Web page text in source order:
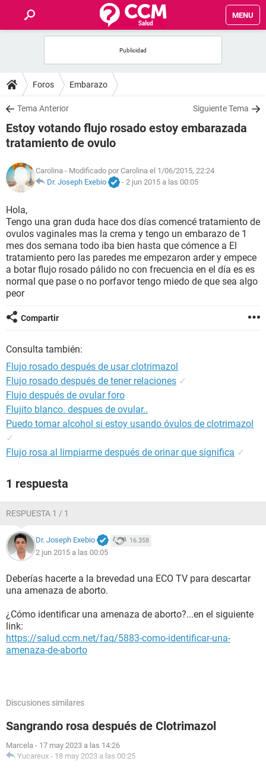
MENU
FOROS
SALUD
FAMILIA
NUTRICIÓN
SEXUALIDAD
GLOSARIO
Foros Embarazo
Tema Anterior Siguiente Tema
Estoy votando flujo rosado estoy embarazada
tratamiento de ovulo
Carolina - Modificado por Carolina el 1/06/2015, 22:24
Dr. Joseph Exebio
- 2 jun 2015 a las 00:05
Hola,
Tengo una gran duda hace dos días comencé tratamiento de
ovulos vaginales mas la crema y tengo un embarazo de 1
mes dos semana todo iba bien hasta que cómence a El
tratamiento pero las paredes me empezaron arder y empece
a botar flujo rosado pálido no con frecuencia en el día es es
normal que pase o no porfavor tengo miedo de que sea algo
peor
Compartir
Consulta también:
Flujo rosado después de usar clotrimazol
Flujo rosado después de tener relaciones ✓
Flujo después de ovular foro
Flujito blanco. despues de ovular..
Puedo tomar alcohol si estoy usando óvulos de clotrimazol
✓
Flujo rosa al limpiarme después de orinar que significa ✓
1 respuesta
RESPUESTA 1 / 1
Dr. Joseph Exebio 16.358
2 jun 2015 a las 00:05
Deberías hacerte a la brevedad una ECO TV para descartar
una amenaza de aborto.
¿Cómo identificar una amenaza de aborto?...en el siguiente
link:
https://salud.ccm.net/faq/5883-como-identificar-una-
amenaza-de-aborto
Discusiones similares
Sangrando rosa después de Clotrimazol
Marcela - 17 may 2023 a las 14:26
Yucareux - 18 may 2023 a las 00:25